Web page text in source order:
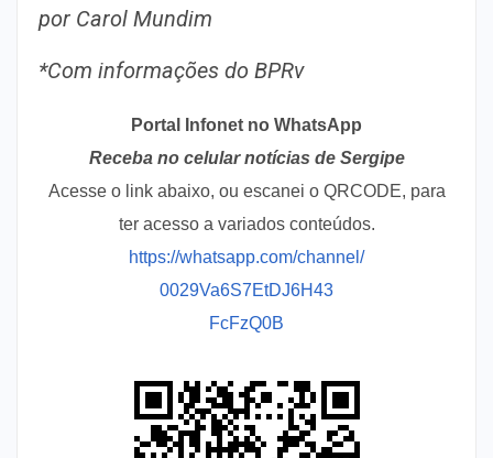
por Carol Mundim
*Com informações do BPRv
Portal Infonet no WhatsApp
Receba no celular notícias de Sergipe
Acesse o link abaixo, ou escanei o QRCODE, para
ter acesso a variados conteúdos.
https://whatsapp.com/channel/
0029Va6S7EtDJ6H43
FcFzQ0B